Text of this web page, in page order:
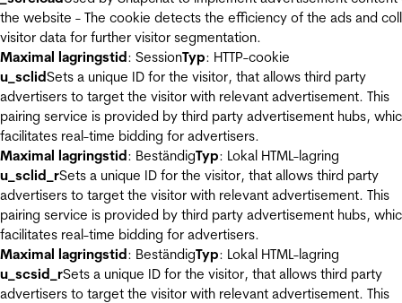
the website - The cookie detects the efficiency of the ads and
visitor data for further visitor segmentation.
Maximal lagringstid: SessionTyp: HTTP-cookie
u_sclidSets a unique ID for the visitor, that allows third party
advertisers to target the visitor with relevant advertisement. This
pairing service is provided by third party advertisement hubs,
facilitates real-time bidding for advertisers.
Maximal lagringstid: BeständigTyp: Lokal HTML-lagring
u_sclid_rSets a unique ID for the visitor, that allows third party
advertisers to target the visitor with relevant advertisement. This
pairing service is provided by third party advertisement hubs,
facilitates real-time bidding for advertisers.
Maximal lagringstid: BeständigTyp: Lokal HTML-lagring
u_scsid_rSets a unique ID for the visitor, that allows third party
advertisers to target the visitor with relevant advertisement. This